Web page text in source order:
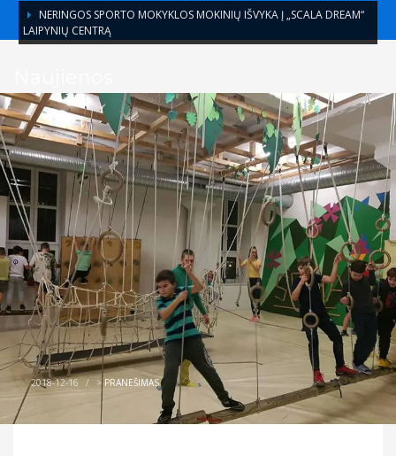
NERINGOS SPORTO MOKYKLOS MOKINIŲ IŠVYKA Į „SCALA DREAM“
LAIPYNIŲ CENTRĄ
2018-12-16 / >PRANEŠIMAS